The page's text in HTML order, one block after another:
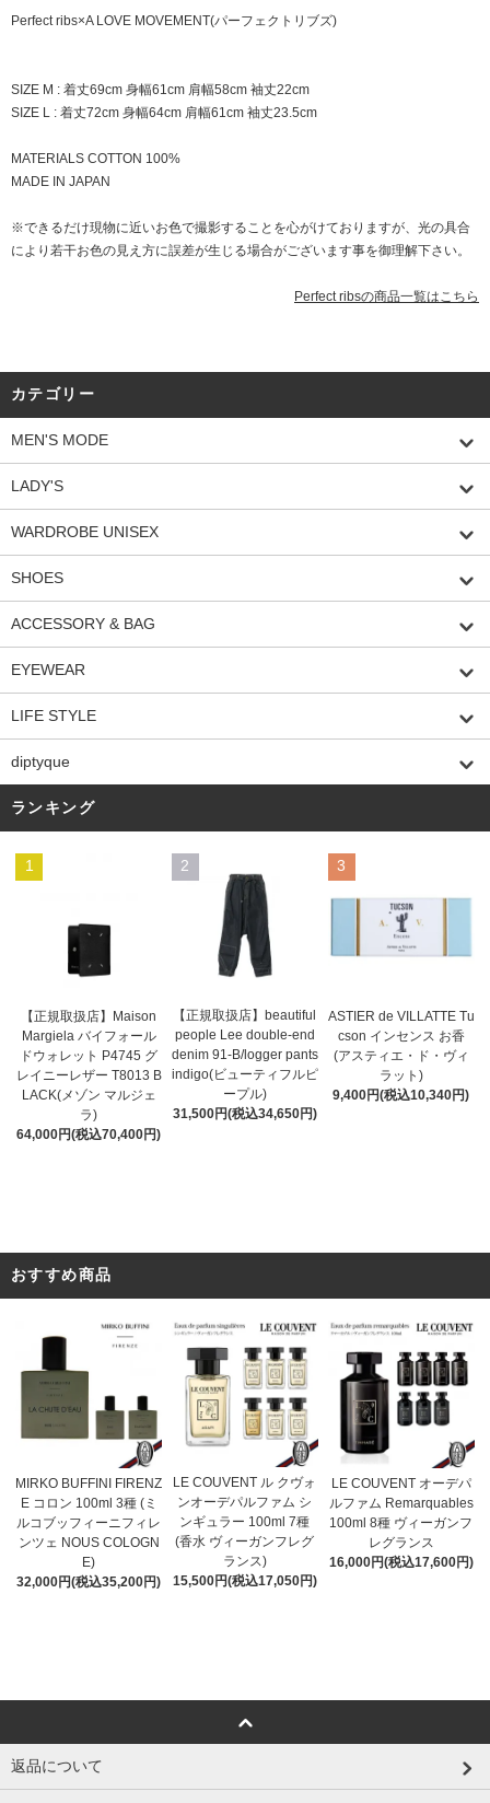
Perfect ribs×A LOVE MOVEMENT(パーフェクトリブズ)
SIZE M : 着丈69cm 身幅61cm 肩幅58cm 袖丈22cm
SIZE L : 着丈72cm 身幅64cm 肩幅61cm 袖丈23.5cm
MATERIALS COTTON 100%
MADE IN JAPAN
※できるだけ現物に近いお色で撮影することを心がけておりますが、光の具合
により若干お色の見え方に誤差が生じる場合がございます事を御理解下さい。
Perfect ribsの商品一覧はこちら
カテゴリー
MEN'S MODE
LADY'S
WARDROBE UNISEX
SHOES
ACCESSORY & BAG
EYEWEAR
LIFE STYLE
diptyque
ランキング
1
【正規取扱店】Maison
Margiela バイフォール
ドウォレット P4745 グ
レイニーレザー T8013 B
LACK(メゾン マルジェ
ラ)
64,000円(税込70,400円)
2
【正規取扱店】beautiful
people Lee double-end
denim 91-B/logger pants
indigo(ビューティフルピ
ープル)
31,500円(税込34,650円)
3
ASTIER de VILLATTE Tu
cson インセンス お香
(アスティエ・ド・ヴィ
ラット)
9,400円(税込10,340円)
おすすめ商品
MIRKO BUFFINI FIRENZ
E コロン 100ml 3種 (ミ
ルコブッフィーニフィレ
ンツェ NOUS COLOGN
E)
32,000円(税込35,200円)
LE COUVENT ル クヴォ
ンオーデパルファム シ
ンギュラー 100ml 7種
(香水 ヴィーガンフレグ
ランス)
15,500円(税込17,050円)
LE COUVENT オーデパ
ルファム Remarquables
100ml 8種 ヴィーガンフ
レグランス
16,000円(税込17,600円)
返品について